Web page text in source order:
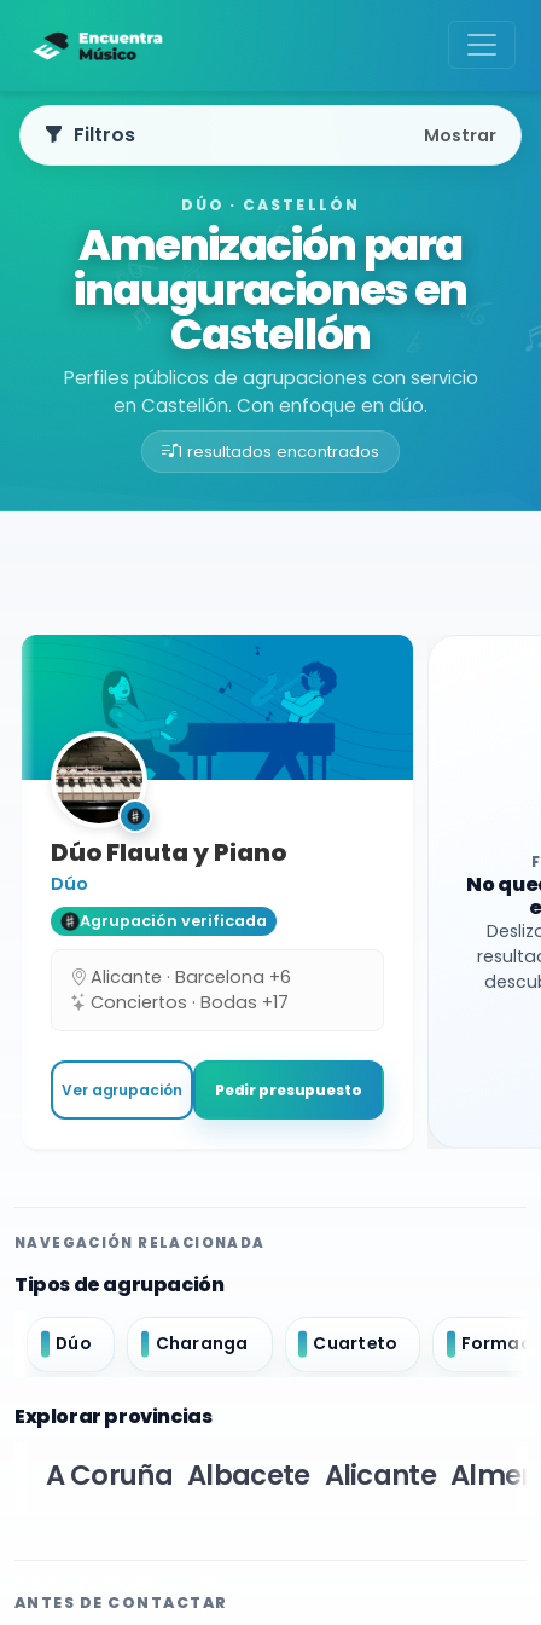
DÚO · CASTELLÓN
Amenización para
inauguraciones en
Castellón
Perfiles públicos de agrupaciones con servicio
en Castellón. Con enfoque en dúo.
1 resultados encontrados
Buscador de músicos
Filtros Mostrar
Dúo Flauta y Piano
Dúo
Agrupación verificada
Alicante · Barcelona +6
Conciertos · Bodas +17
Ver agrupación Pedir presupuesto
No
NAVEGACIÓN RELACIONADA
Tipos de agrupación
Dúo Charanga Cuarteto
Explorar provincias
A Coruña Albacete Alicante
ANTES DE CONTACTAR